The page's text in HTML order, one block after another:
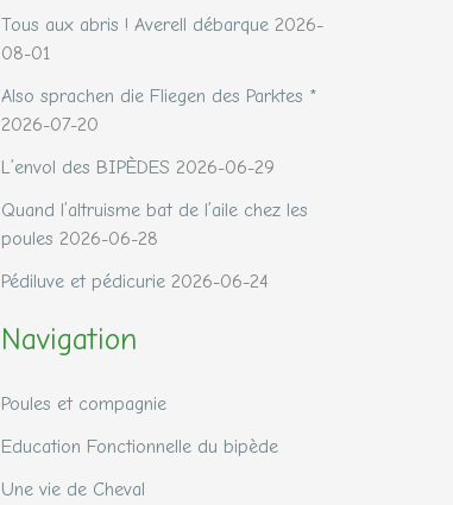
Tous aux abris ! Averell débarque 2026-
08-01
Also sprachen die Fliegen des Parktes *
2026-07-20
L’envol des BIPÈDES 2026-06-29
Quand l’altruisme bat de l’aile chez les
poules 2026-06-28
Pédiluve et pédicurie 2026-06-24
Navigation
Poules et compagnie
Education Fonctionnelle du bipède
Une vie de Cheval